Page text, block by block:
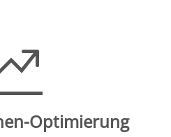
Optimierung